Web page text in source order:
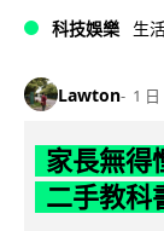
科技娛樂 生
Lawton 1 日
家長無得
二手教科